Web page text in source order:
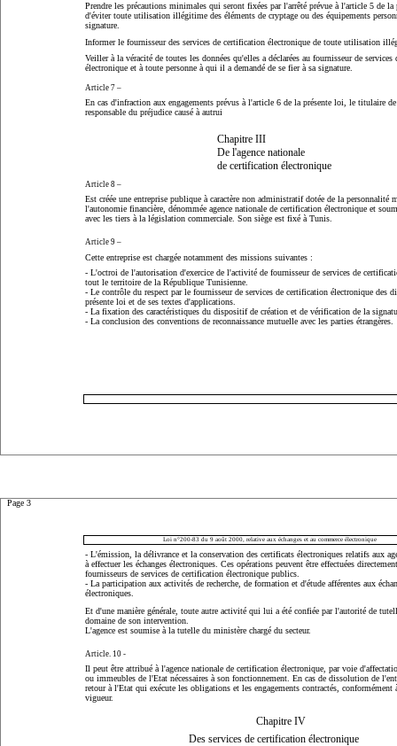
Prendre les précautions minimales qui seront fixées par l'arrêté prévue à l'article 5 de
d'éviter toute utilisation illégitime des éléments de cryptage ou des équipements
signature.
Informer le fournisseur des services de certification électronique de toute utilisation
Veiller à la véracité de toutes les données qu'elles a déclarées au fournisseur de
électronique et à toute personne à qui il a demandé de se fier à sa signature.
Article 7 –
En cas d'infraction aux engagements prévus à l'article 6 de la présente loi, le titulaire
responsable du préjudice causé à autrui
Chapitre III
De l'agence nationale
de certification électronique
Article 8 –
Est créée une entreprise publique à caractère non administratif dotée de la personnalité
l'autonomie financière, dénommée agence nationale de certification électronique et
avec les tiers à la législation commerciale. Son siège est fixé à Tunis.
Article 9 –
Cette entreprise est chargée notamment des missions suivantes :
- L'octroi de l'autorisation d'exercice de l'activité de fournisseur de services de
tout le territoire de la République Tunisienne.
- Le contrôle du respect par le fournisseur de services de certification électronique des
présente loi et de ses textes d'applications.
- La fixation des caractéristiques du dispositif de création et de vérification de la
- La conclusion des conventions de reconnaissance mutuelle avec les parties étrangères.
Page 3
Loi n°200-83 du 9 août 2000, relative aux échanges et au commerce électronique
- L'émission, la délivrance et la conservation des certificats électroniques relatifs aux
à effectuer les échanges électroniques. Ces opérations peuvent être effectuées
fournisseurs de services de certification électronique publics.
- La participation aux activités de recherche, de formation et d'étude afférentes aux
électroniques.
Et d'une manière générale, toute autre activité qui lui a été confiée par l'autorité de
domaine de son intervention.
L'agence est soumise à la tutelle du ministère chargé du secteur.
Article. 10 -
Il peut être attribué à l'agence nationale de certification électronique, par voie
ou immeubles de l'Etat nécessaires à son fonctionnement. En cas de dissolution de
retour à l'Etat qui exécute les obligations et les engagements contractés, conformément
vigueur.
Chapitre IV
Des services de certification électronique